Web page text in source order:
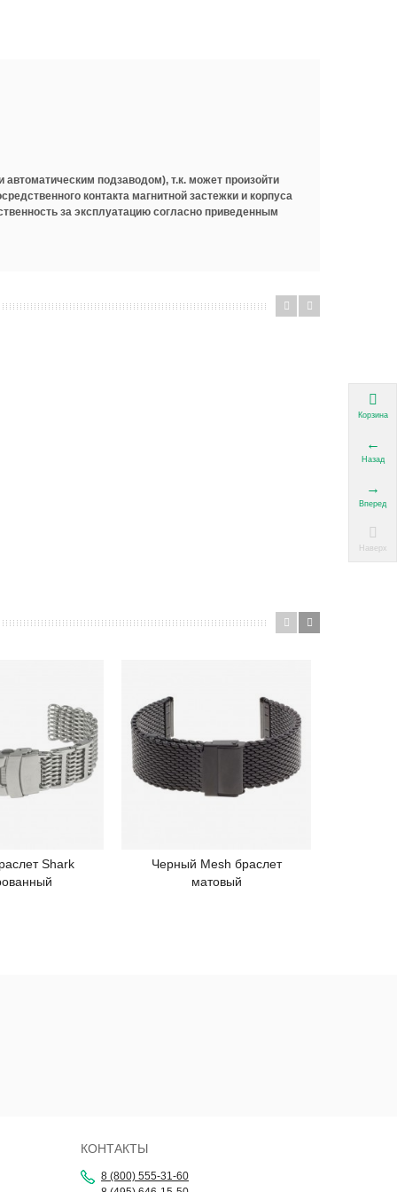
подзаводом), т.к. может произойти
контакта магнитной застежки и корпуса
за эксплуатацию согласно приведенным
Shark
Подробнее
Черный Mesh браслет
матовый
КОНТАКТЫ
8 (800) 555-31-60
Корзина
Назад
Вперед
Наверх